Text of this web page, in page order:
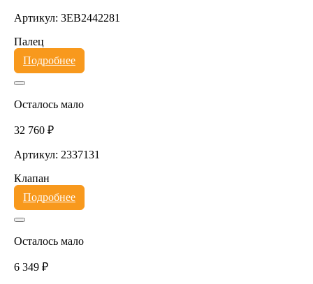
Артикул: 3EB2442281
Палец
Подробнее
Осталось мало
32 760 ₽
Артикул: 2337131
Клапан
Подробнее
Осталось мало
6 349 ₽